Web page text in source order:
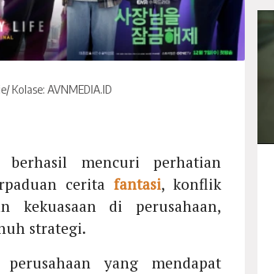
Kolase: AVNMEDIA.ID
berhasil mencuri perhatian
ceritafantasi, konflik
kekuasaan di perusahaan,
strategi.
yang mendapat